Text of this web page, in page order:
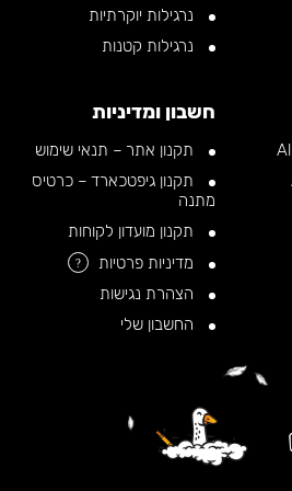
נרגילות יוקרתיות
נרגילות קטנות
חשבון ומדיניות
תקנון אתר – תנאי שימוש
תקנון גיפטכארד – כרטיס
מתנה
תקנון מועדון לקוחות
מדיניות פרטיות
?
הצהרת נגישות
החשבון שלי